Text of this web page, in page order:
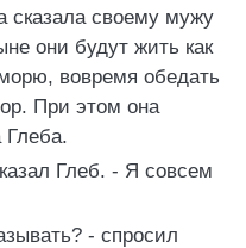
сказала своему мужу
они будут жить как
вовремя обедать
При этом она
Глеба.
Глеб. - Я совсем
- спросил